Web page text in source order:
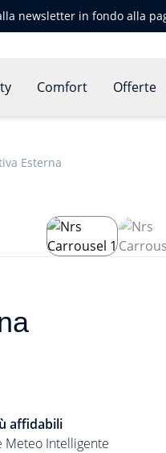
newsletter in fondo alla
Comfort Offerte
Esterna
affidabili
Meteo Intelligente